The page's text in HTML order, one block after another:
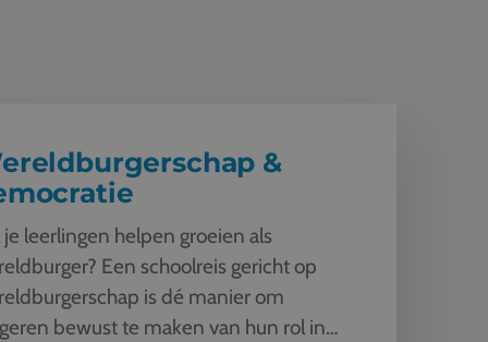
&
leerlingen helpen groeien als
Een schoolreis gericht op
is dé manier om
bewust te maken van hun rol in